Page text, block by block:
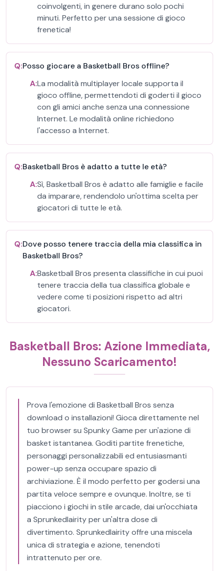
coinvolgenti, in genere durano solo pochi
minuti. Perfetto per una sessione di gioco
frenetica!
Q:Posso giocare a Basketball Bros offline?
A:La modalità multiplayer locale supporta il
gioco offline, permettendoti di goderti il gioco
con gli amici anche senza una connessione
Internet. Le modalità online richiedono
l'accesso a Internet.
Q:Basketball Bros è adatto a tutte le età?
A:Sì, Basketball Bros è adatto alle famiglie e facile
da imparare, rendendolo un'ottima scelta per
giocatori di tutte le età.
Q:Dove posso tenere traccia della mia classifica in
Basketball Bros?
A:Basketball Bros presenta classifiche in cui puoi
tenere traccia della tua classifica globale e
vedere come ti posizioni rispetto ad altri
giocatori.
Basketball Bros: Azione Immediata,
Nessuno Scaricamento!
Prova l'emozione di Basketball Bros senza
download o installazioni! Gioca direttamente nel
tuo browser su Spunky Game per un'azione di
basket istantanea. Goditi partite frenetiche,
personaggi personalizzabili ed entusiasmanti
power-up senza occupare spazio di
archiviazione. È il modo perfetto per godersi una
partita veloce sempre e ovunque. Inoltre, se ti
piacciono i giochi in stile arcade, dai un'occhiata
a Sprunkedlairity per un'altra dose di
divertimento. Sprunkedlairity offre una miscela
unica di strategia e azione, tenendoti
intrattenuto per ore.